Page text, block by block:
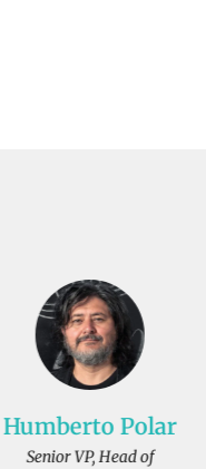
Julieta Loaiza
Partner & CSO en 29-7